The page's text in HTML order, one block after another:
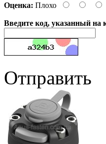
Оценка: Плохо
Введите код, указанный на
Отправить